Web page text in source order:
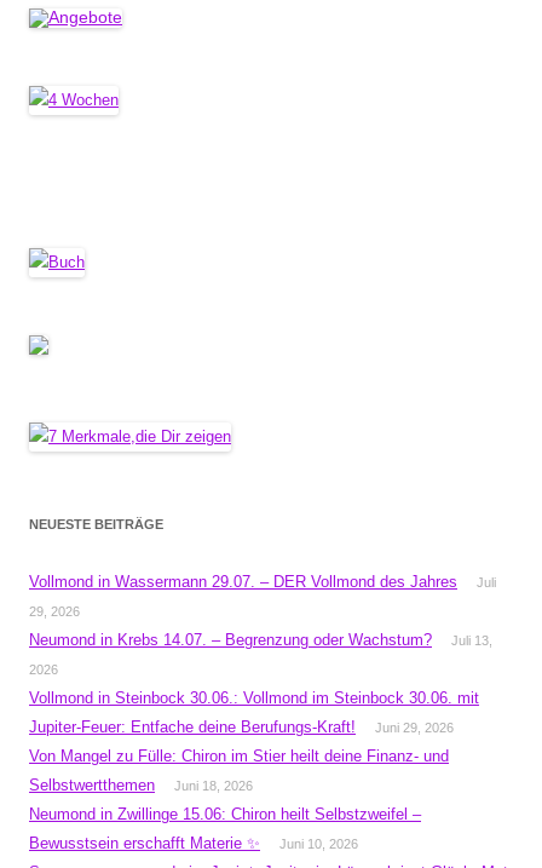
NEUESTE BEITRÄGE
Vollmond in Wassermann 29.07. – DER Vollmond des Jahres
Juli
29, 2026
Neumond in Krebs 14.07. – Begrenzung oder Wachstum?
Juli 13,
2026
Vollmond in Steinbock 30.06.: Vollmond im Steinbock 30.06. mit
Jupiter-Feuer: Entfache deine Berufungs-Kraft!
Juni 29, 2026
Von Mangel zu Fülle: Chiron im Stier heilt deine Finanz- und
Selbstwertthemen
Juni 18, 2026
Neumond in Zwillinge 15.06: Chiron heilt Selbstzweifel –
Bewusstsein erschafft Materie ✨
Juni 10, 2026